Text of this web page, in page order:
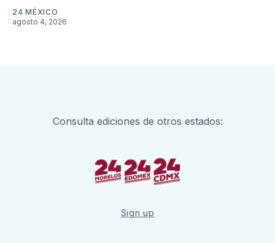
24 MÉXICO
agosto 4, 2026
Consulta ediciones de otros estados:
Sign up